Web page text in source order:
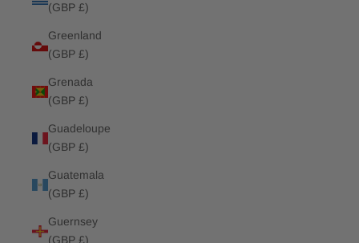
(GBP £)
Greenland
(GBP £)
Grenada
(GBP £)
Guadeloupe
(GBP £)
Guatemala
(GBP £)
Guernsey
(GBP £)